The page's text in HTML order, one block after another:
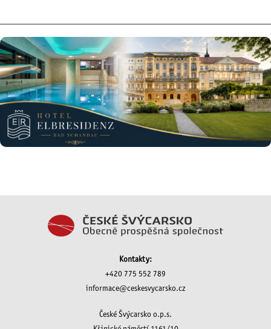
Kontakty:
+420 775 552 789
informace@ceskesvycarsko.cz
České Švýcarsko o.p.s.